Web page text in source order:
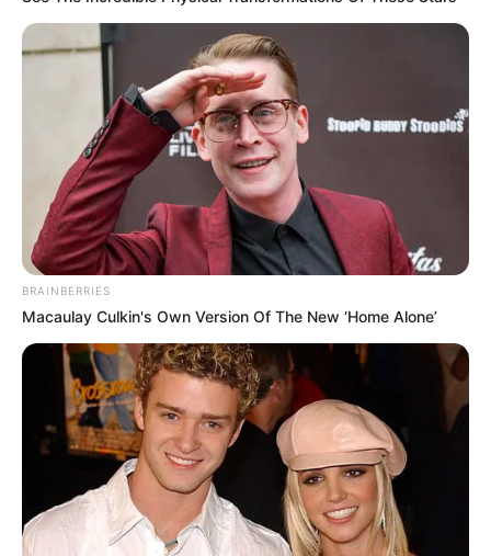
(foto: instagram/hby_official)
Biodata & Profil
Nama Lengkap: Choi Wonjin
Nama panggung: Taro
Nama Panggilan: –
Posisi: Lead Vocalist, Dancer
Tempat, tanggal lahir: Korea Selatan, 9 November 1994
Ulang Tahun: 9 November
Kewarganegaraan: Korea Selatan
Pendidikan: –
BRAINBERRIES
Macaulay Culkin's Own Version Of The New ‘Home Alone’